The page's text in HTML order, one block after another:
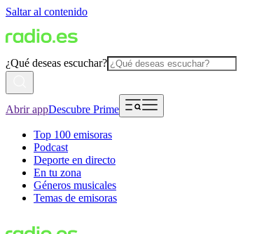
Saltar al contenido
¿Qué deseas escuchar?
Abrir appDescubre Prime
Top 100 emisoras
Podcast
Deporte en directo
En tu zona
Géneros musicales
Temas de emisoras